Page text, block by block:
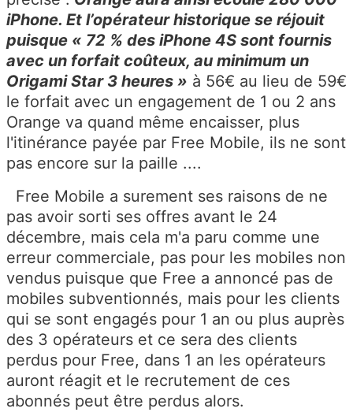
iPhone. Et l’opérateur historique se réjouit
puisque « 72 % des iPhone 4S sont fournis
avec un forfait coûteux, au minimum un
Origami Star 3 heures » à 56€ au lieu de 59€
le forfait avec un engagement de 1 ou 2 ans
Orange va quand même encaisser, plus
l'itinérance payée par Free Mobile, ils ne sont
pas encore sur la paille ....
Free Mobile a surement ses raisons de ne
pas avoir sorti ses offres avant le 24
décembre, mais cela m'a paru comme une
erreur commerciale, pas pour les mobiles non
vendus puisque que Free a annoncé pas de
mobiles subventionnés, mais pour les clients
qui se sont engagés pour 1 an ou plus auprès
des 3 opérateurs et ce sera des clients
perdus pour Free, dans 1 an les opérateurs
auront réagit et le recrutement de ces
abonnés peut être perdus alors.